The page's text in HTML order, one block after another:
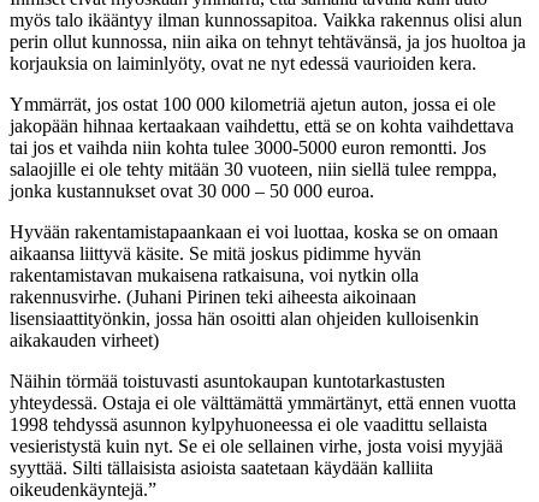
myös talo ikääntyy ilman kunnossapitoa. Vaikka rakennus olisi alun
perin ollut kunnossa, niin aika on tehnyt tehtävänsä, ja jos huoltoa ja
korjauksia on laiminlyöty, ovat ne nyt edessä vaurioiden kera.
Ymmärrät, jos ostat 100 000 kilometriä ajetun auton, jossa ei ole
jakopään hihnaa kertaakaan vaihdettu, että se on kohta vaihdettava
tai jos et vaihda niin kohta tulee 3000-5000 euron remontti. Jos
salaojille ei ole tehty mitään 30 vuoteen, niin siellä tulee remppa,
jonka kustannukset ovat 30 000 – 50 000 euroa.
Hyvään rakentamistapaankaan ei voi luottaa, koska se on omaan
aikaansa liittyvä käsite. Se mitä joskus pidimme hyvän
rakentamistavan mukaisena ratkaisuna, voi nytkin olla
rakennusvirhe. (Juhani Pirinen teki aiheesta aikoinaan
lisensiaattityönkin, jossa hän osoitti alan ohjeiden kulloisenkin
aikakauden virheet)
Näihin törmää toistuvasti asuntokaupan kuntotarkastusten
yhteydessä. Ostaja ei ole välttämättä ymmärtänyt, että ennen vuotta
1998 tehdyssä asunnon kylpyhuoneessa ei ole vaadittu sellaista
vesieristystä kuin nyt. Se ei ole sellainen virhe, josta voisi myyjää
syyttää. Silti tällaisista asioista saatetaan käydään kalliita
oikeudenkäyntejä.”